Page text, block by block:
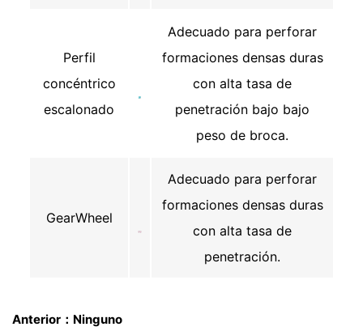
Perfil
concéntrico
escalonado
Adecuado para perforar
formaciones densas duras
con alta tasa de
penetración bajo bajo
peso de broca.
GearWheel
Adecuado para perforar
formaciones densas duras
con alta tasa de
penetración.
Anterior：Ninguno